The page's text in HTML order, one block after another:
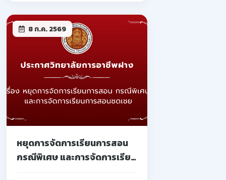
8 ก.ค. 2569
หยุดการจัดการเรียนการสอน
กรณีพิเศษ และการจัดการเรียน